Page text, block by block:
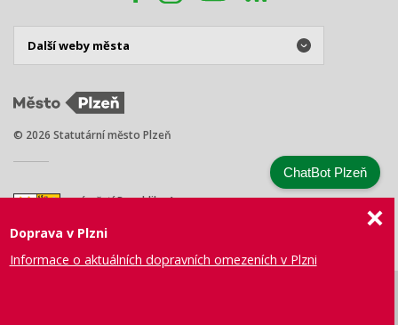
© 2026 Statutární město Plzeň
náměstí Republiky 1
Tel.: +420 378 031 111
Doprava v Plzni
Informace o aktuálních dopravních omezeních v Plzni
ChatBot Plzeň